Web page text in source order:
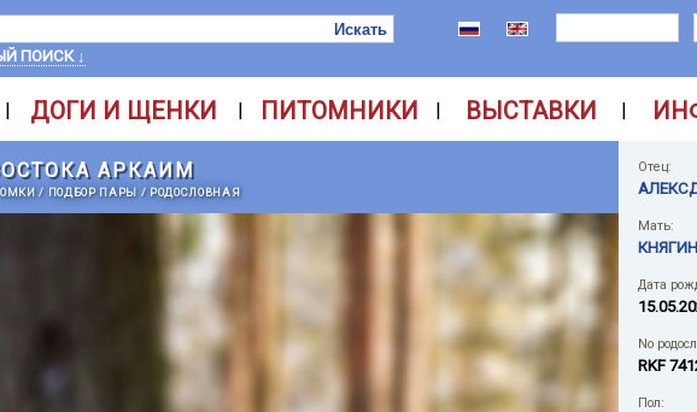
ПОИСК ↓
| ДОГИ И ЩЕНКИ | ПИТОМНИКИ | ВЫСТАВКИ |
АРКАИМ
/ ПОДБОР ПАРЫ / РОДОСЛОВНАЯ
Отец:
Мать:
Дата
No
RKF
Пол: